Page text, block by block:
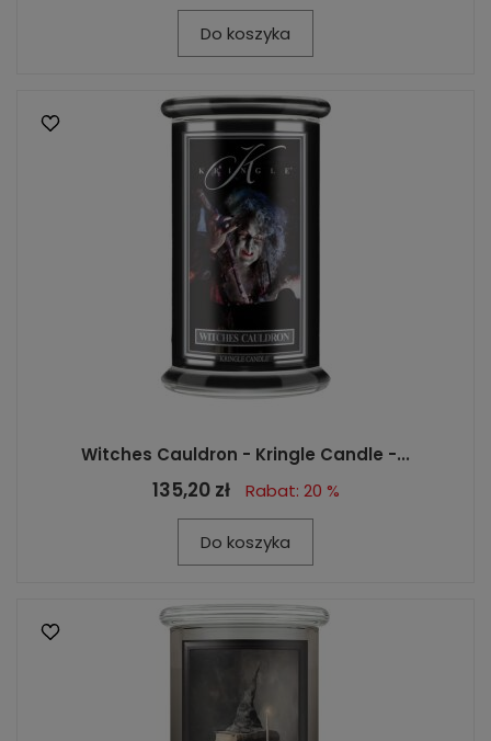
Do koszyka
Witches Cauldron - Kringle Candle -...
135,20 zł Rabat: 20 %
Do koszyka